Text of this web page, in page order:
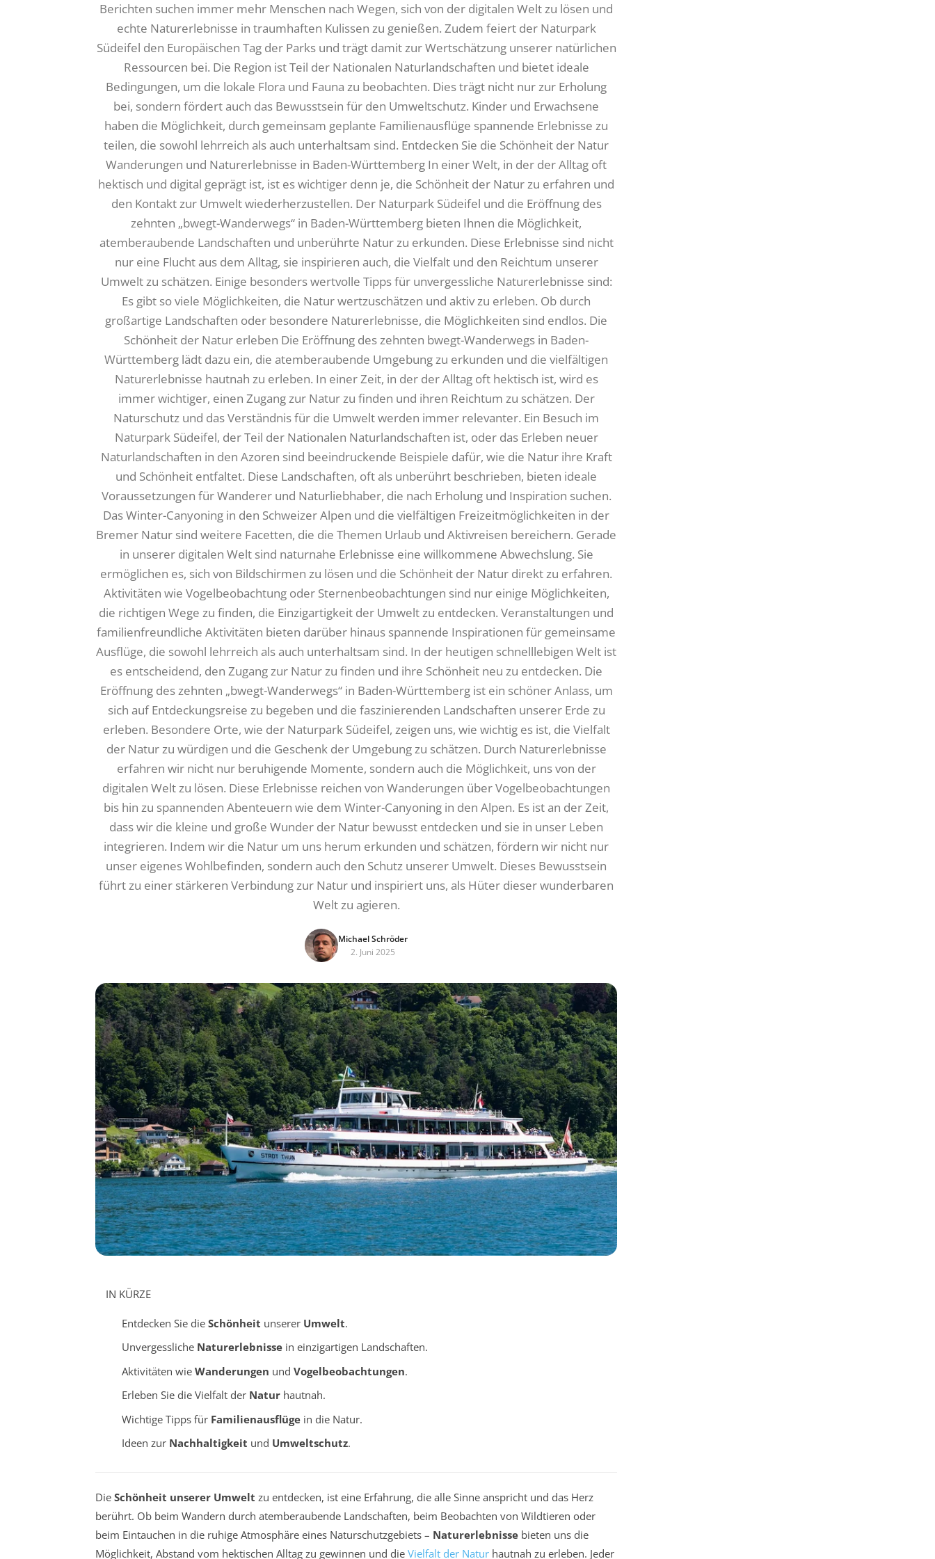
Berichten suchen immer mehr Menschen nach Wegen, sich von der digitalen Welt zu lösen und
echte Naturerlebnisse in traumhaften Kulissen zu genießen. Zudem feiert der Naturpark
Südeifel den Europäischen Tag der Parks und trägt damit zur Wertschätzung unserer natürlichen
Ressourcen bei. Die Region ist Teil der Nationalen Naturlandschaften und bietet ideale
Bedingungen, um die lokale Flora und Fauna zu beobachten. Dies trägt nicht nur zur Erholung
bei, sondern fördert auch das Bewusstsein für den Umweltschutz. Kinder und Erwachsene
haben die Möglichkeit, durch gemeinsam geplante Familienausflüge spannende Erlebnisse zu
teilen, die sowohl lehrreich als auch unterhaltsam sind. Entdecken Sie die Schönheit der Natur
Wanderungen und Naturerlebnisse in Baden-Württemberg In einer Welt, in der der Alltag oft
hektisch und digital geprägt ist, ist es wichtiger denn je, die Schönheit der Natur zu erfahren und
den Kontakt zur Umwelt wiederherzustellen. Der Naturpark Südeifel und die Eröffnung des
zehnten „bwegt-Wanderwegs“ in Baden-Württemberg bieten Ihnen die Möglichkeit,
atemberaubende Landschaften und unberührte Natur zu erkunden. Diese Erlebnisse sind nicht
nur eine Flucht aus dem Alltag, sie inspirieren auch, die Vielfalt und den Reichtum unserer
Umwelt zu schätzen. Einige besonders wertvolle Tipps für unvergessliche Naturerlebnisse sind:
Es gibt so viele Möglichkeiten, die Natur wertzuschätzen und aktiv zu erleben. Ob durch
großartige Landschaften oder besondere Naturerlebnisse, die Möglichkeiten sind endlos. Die
Schönheit der Natur erleben Die Eröffnung des zehnten bwegt-Wanderwegs in Baden-
Württemberg lädt dazu ein, die atemberaubende Umgebung zu erkunden und die vielfältigen
Naturerlebnisse hautnah zu erleben. In einer Zeit, in der der Alltag oft hektisch ist, wird es
immer wichtiger, einen Zugang zur Natur zu finden und ihren Reichtum zu schätzen. Der
Naturschutz und das Verständnis für die Umwelt werden immer relevanter. Ein Besuch im
Naturpark Südeifel, der Teil der Nationalen Naturlandschaften ist, oder das Erleben neuer
Naturlandschaften in den Azoren sind beeindruckende Beispiele dafür, wie die Natur ihre Kraft
und Schönheit entfaltet. Diese Landschaften, oft als unberührt beschrieben, bieten ideale
Voraussetzungen für Wanderer und Naturliebhaber, die nach Erholung und Inspiration suchen.
Das Winter-Canyoning in den Schweizer Alpen und die vielfältigen Freizeitmöglichkeiten in der
Bremer Natur sind weitere Facetten, die die Themen Urlaub und Aktivreisen bereichern. Gerade
in unserer digitalen Welt sind naturnahe Erlebnisse eine willkommene Abwechslung. Sie
ermöglichen es, sich von Bildschirmen zu lösen und die Schönheit der Natur direkt zu erfahren.
Aktivitäten wie Vogelbeobachtung oder Sternenbeobachtungen sind nur einige Möglichkeiten,
die richtigen Wege zu finden, die Einzigartigkeit der Umwelt zu entdecken. Veranstaltungen und
familienfreundliche Aktivitäten bieten darüber hinaus spannende Inspirationen für gemeinsame
Ausflüge, die sowohl lehrreich als auch unterhaltsam sind. In der heutigen schnelllebigen Welt ist
es entscheidend, den Zugang zur Natur zu finden und ihre Schönheit neu zu entdecken. Die
Eröffnung des zehnten „bwegt-Wanderwegs“ in Baden-Württemberg ist ein schöner Anlass, um
sich auf Entdeckungsreise zu begeben und die faszinierenden Landschaften unserer Erde zu
erleben. Besondere Orte, wie der Naturpark Südeifel, zeigen uns, wie wichtig es ist, die Vielfalt
der Natur zu würdigen und die Geschenk der Umgebung zu schätzen. Durch Naturerlebnisse
erfahren wir nicht nur beruhigende Momente, sondern auch die Möglichkeit, uns von der
digitalen Welt zu lösen. Diese Erlebnisse reichen von Wanderungen über Vogelbeobachtungen
bis hin zu spannenden Abenteuern wie dem Winter-Canyoning in den Alpen. Es ist an der Zeit,
dass wir die kleine und große Wunder der Natur bewusst entdecken und sie in unser Leben
integrieren. Indem wir die Natur um uns herum erkunden und schätzen, fördern wir nicht nur
unser eigenes Wohlbefinden, sondern auch den Schutz unserer Umwelt. Dieses Bewusstsein
führt zu einer stärkeren Verbindung zur Natur und inspiriert uns, als Hüter dieser wunderbaren
Welt zu agieren.
Michael Schröder
2. Juni 2025
IN KÜRZE
Entdecken Sie die Schönheit unserer Umwelt.
Unvergessliche Naturerlebnissein einzigartigen Landschaften.
Aktivitäten wie Wanderungen und Vogelbeobachtungen.
Erleben Sie die Vielfalt der Naturhautnah.
Wichtige Tipps für Familienausflügein die Natur.
Ideen zur Nachhaltigkeit und Umweltschutz.
Die Schönheit unserer Umwelt zu entdecken, ist eine Erfahrung, die alle Sinne anspricht und das Herz
berührt. Ob beim Wandern durch atemberaubende Landschaften, beim Beobachten von Wildtieren oder
beim Eintauchen in die ruhige Atmosphäre eines Naturschutzgebiets – Naturerlebnisse bieten uns die
Möglichkeit, Abstand vom hektischen Alltag zu gewinnen und die Vielfalt der Natur hautnah zu erleben. Jeder